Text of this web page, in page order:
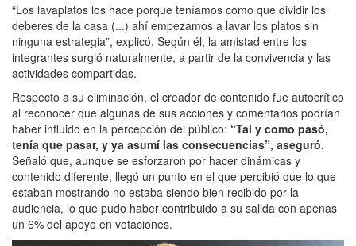
“Los lavaplatos los hace porque teníamos como que dividir los
deberes de la casa (...) ahí empezamos a lavar los platos sin
ninguna estrategia”, explicó. Según él, la amistad entre los
integrantes surgió naturalmente, a partir de la convivencia y las
actividades compartidas.
Respecto a su eliminación, el creador de contenido fue autocrítico
al reconocer que algunas de sus acciones y comentarios podrían
haber influido en la percepción del público: “Tal y como pasó,
tenía que pasar, y ya asumí las consecuencias”, aseguró.
Señaló que, aunque se esforzaron por hacer dinámicas y
contenido diferente, llegó un punto en el que percibió que lo que
estaban mostrando no estaba siendo bien recibido por la
audiencia, lo que pudo haber contribuido a su salida con apenas
un 6% del apoyo en votaciones.